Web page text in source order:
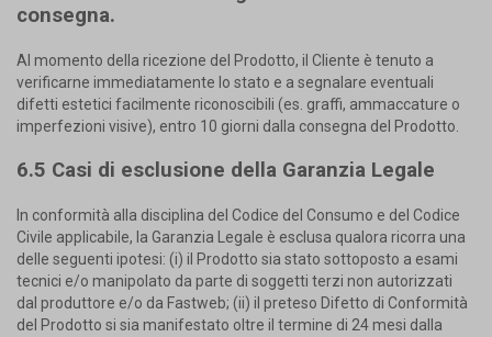
consegna.
Al momento della ricezione del Prodotto, il Cliente è tenuto a
verificarne immediatamente lo stato e a segnalare eventuali
difetti estetici facilmente riconoscibili (es. graffi, ammaccature o
imperfezioni visive), entro 10 giorni dalla consegna del Prodotto.
6.5 Casi di esclusione della Garanzia Legale
In conformità alla disciplina del Codice del Consumo e del Codice
Civile applicabile, la Garanzia Legale è esclusa qualora ricorra una
delle seguenti ipotesi: (i) il Prodotto sia stato sottoposto a esami
tecnici e/o manipolato da parte di soggetti terzi non autorizzati
dal produttore e/o da Fastweb; (ii) il preteso Difetto di Conformità
del Prodotto si sia manifestato oltre il termine di 24 mesi dalla